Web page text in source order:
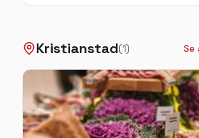
grupper. JULCOUNTRYFEST
familjen och alla åldrar. Se mer
hemsida
Kristianstad(1) Se